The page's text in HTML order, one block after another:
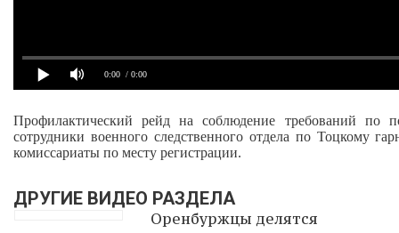
0:00 / 0:00
Профилактический рейд на соблюдение требований по
сотрудники военного следственного отдела по Тоцкому
комиссариаты по месту регистрации.
ДРУГИЕ ВИДЕО РАЗДЕЛА
Оренбуржцы делятся